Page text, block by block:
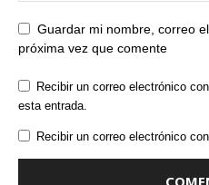
Guardar mi nombre, correo
próxima vez que comente
Recibir un correo electrónico
esta entrada.
Recibir un correo electrónico